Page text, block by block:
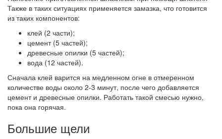
Также в таких ситуациях применяется замазка, что готовится
из таких компонентов:
клей (2 части);
цемент (5 частей);
древесные опилки (5 частей);
вода (12 частей).
Сначала клей варится на медленном огне в отмеренном
количестве воды около 2-3 минут, после чего добавляется
цемент и древесные опилки. Работать такой смесью нужно,
пока она горячая.
Большие щели